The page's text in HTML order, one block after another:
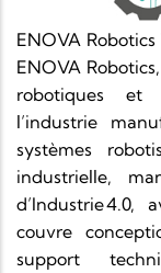
ENOVA
ENOVA
robotiques et
l’industrie
systèmes
industrielle,
d’Industrie 4.0,
couvre
support